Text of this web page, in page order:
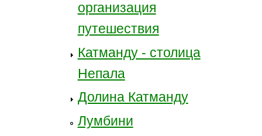
организация
путешествия
Катманду - столица
Непала
Долина Катманду
Лумбини